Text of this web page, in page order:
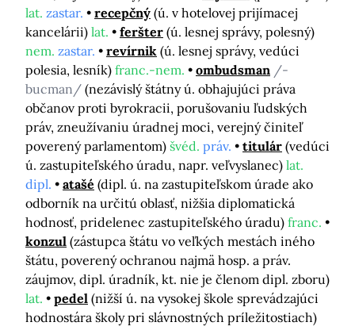
lat. zastar. recepčný (ú. v hotelovej prijímacej
kancelárii) lat. feršter (ú. lesnej správy, polesný)
nem. zastar. revírnik (ú. lesnej správy, vedúci
polesia, lesník) franc.-nem. ombudsman /-
bucman/ (nezávislý štátny ú. obhajujúci práva
občanov proti byrokracii, porušovaniu ľudských
práv, zneužívaniu úradnej moci, verejný činiteľ
poverený parlamentom) švéd. práv. titulár (vedúci
ú. zastupiteľského úradu, napr. veľvyslanec) lat.
dipl.
atašé (dipl. ú. na zastupiteľskom úrade ako
odborník na určitú oblasť, nižšia diplomatická
hodnosť, pridelenec zastupiteľského úradu) franc.
konzul (zástupca štátu vo veľkých mestách iného
štátu, poverený ochranou najmä hosp. a práv.
záujmov, dipl. úradník, kt. nie je členom dipl. zboru)
lat.
pedel (nižší ú. na vysokej škole sprevádzajúci
hodnostára školy pri slávnostných príležitostiach)